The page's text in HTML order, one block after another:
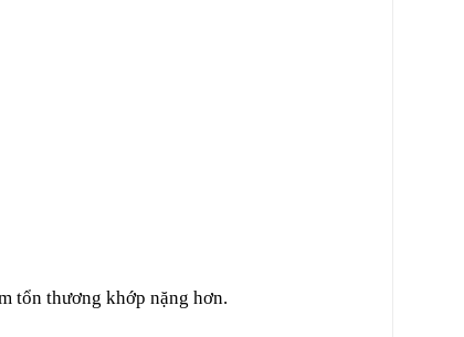
tổn thương khớp nặng hơn.